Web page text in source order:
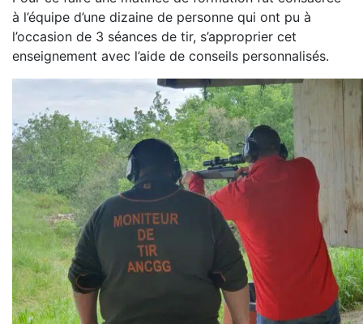
à l’équipe d’une dizaine de personne qui ont pu à
l’occasion de 3 séances de tir, s’approprier cet
enseignement avec l’aide de conseils personnalisés.